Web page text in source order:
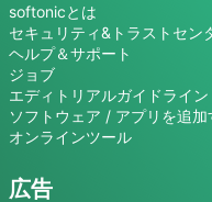
softonicとは
セキュリティ&トラストセン
ヘルプ＆サポート
ジョブ
エディトリアルガイドライン
ソフトウェア / アプリを追加
オンラインツール
広告